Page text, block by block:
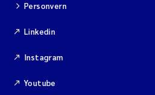
Personvern
Linkedin
Instagram
Youtube